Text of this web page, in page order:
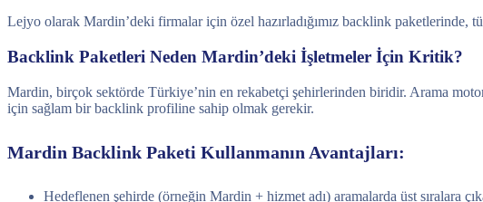
Lejyo olarak Mardin’deki firmalar için özel hazırladığımız backlink paketlerinde,
Backlink Paketleri Neden Mardin’deki İşletmeler İçin Kritik?
Mardin, birçok sektörde Türkiye’nin en rekabetçi şehirlerinden biridir. Arama
için sağlam bir backlink profiline sahip olmak gerekir.
Mardin Backlink Paketi Kullanmanın Avantajları:
Hedeflenen şehirde (örneğin Mardin + hizmet adı) aramalarda üst sıralara